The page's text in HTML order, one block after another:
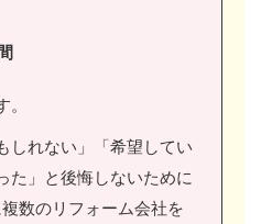
しれない」「希望してい
た」と後悔しないために
数のリフォーム会社を